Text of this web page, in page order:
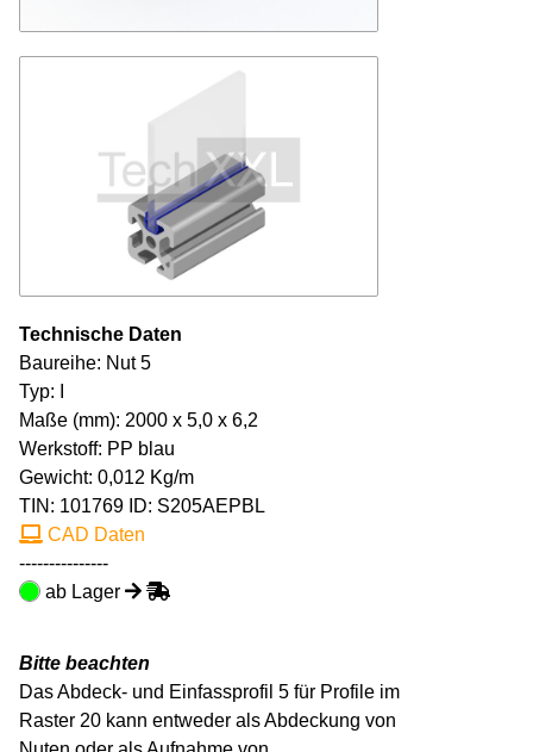
Technische Daten
Baureihe: Nut 5
Typ: I
Maße (mm): 2000 x 5,0 x 6,2
Werkstoff: PP blau
Gewicht: 0,012 Kg/m
TIN: 101769 ID: S205AEPBL
CAD Daten
---------------
ab Lager
Bitte beachten
Das Abdeck- und Einfassprofil 5 für Profile im
Raster 20 kann entweder als Abdeckung von